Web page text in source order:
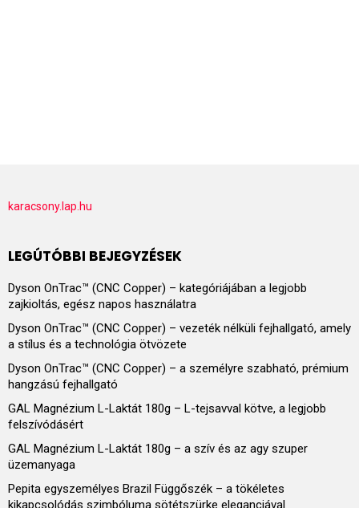
karacsony.lap.hu
LEGÚTÓBBI BEJEGYZÉSEK
Dyson OnTrac™ (CNC Copper) – kategóriájában a legjobb
zajkioltás, egész napos használatra
Dyson OnTrac™ (CNC Copper) – vezeték nélküli fejhallgató, amely
a stílus és a technológia ötvözete
Dyson OnTrac™ (CNC Copper) – a személyre szabható, prémium
hangzású fejhallgató
GAL Magnézium L-Laktát 180g – L-tejsavval kötve, a legjobb
felszívódásért
GAL Magnézium L-Laktát 180g – a szív és az agy szuper
üzemanyaga
Pepita egyszemélyes Brazil Függőszék – a tökéletes
kikapcsolódás szimbóluma sötétszürke eleganciával